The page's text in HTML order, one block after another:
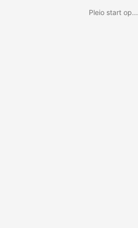
Pleio start op...